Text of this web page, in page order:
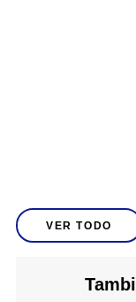
VER TODO